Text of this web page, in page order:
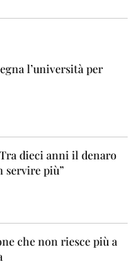
l’università per
dieci anni il denaro
servire più”
che non riesce più a